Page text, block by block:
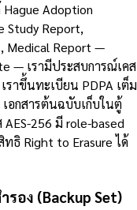
Adoption
Study Report,
Medical Report —
— เรามีประสบการณ์เคส
ราขึ้นทะเบียน PDPA เต็ม
อกสารต้นฉบับเก็บในตู้
256 มี role-based
ทธิ Right to Erasure ได้
รอง (Backup Set)